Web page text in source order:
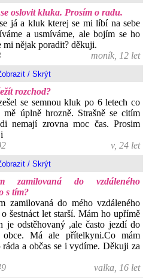
oslovit kluka. Prosím o radu.
já a kluk kterej se mi líbí na sebe
a usmíváme, ale bojím se ho
mi nějak poradit? děkuji.
moník, 12 let
rozchod?
se semnou kluk po 6 letech co
mě úplně hrozně. Strašně se citím
nemají zrovna moc čas. Prosim
v, 24 let
zamilovaná do vzdáleného
s tím?
zamilovaná do mého vzdáleného
šestnáct let starší. Mám ho upřímě
je odstěhovaný ,ale často jezdí do
obce. Má ale přítelkyni.Co mám
ráda a občas se i vydíme. Děkuji za
valka, 16 let